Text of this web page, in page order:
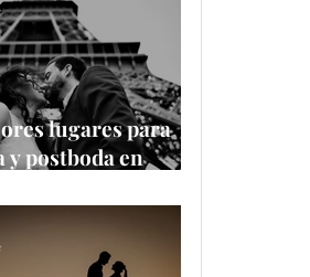
lugares para
y postboda en